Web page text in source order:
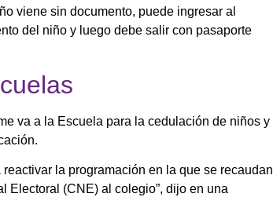
viene sin documento, puede ingresar al
del niño y luego debe salir con pasaporte
va a la Escuela para la cedulación de niños y
la programación en la que se recaudan
Electoral (CNE) al colegio”, dijo en una